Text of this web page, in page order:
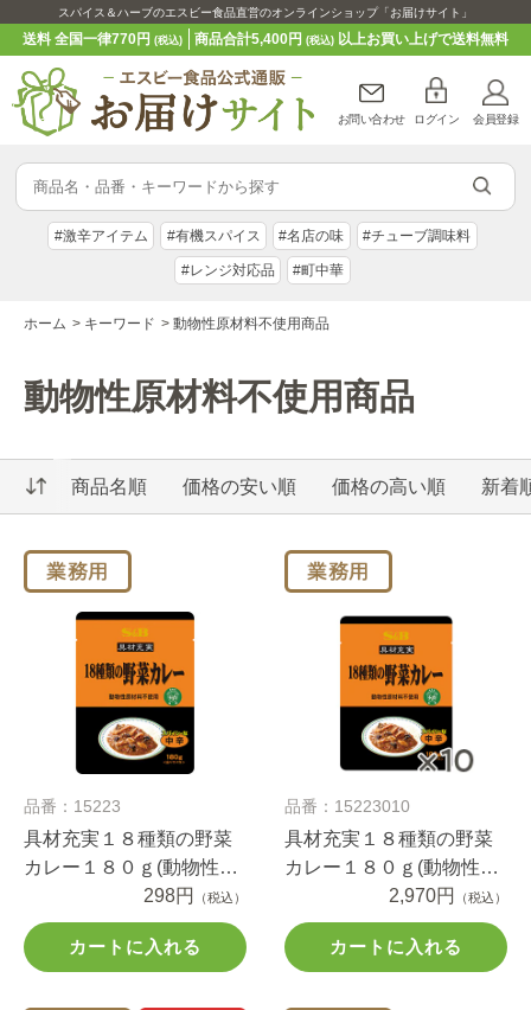
スパイス＆ハーブのエスビー食品直営のオンラインショップ「お届けサイト」
送料 全国一律770円(税込) 商品合計5,400円 (税込)以上お買い上げで送料無料
お問い合わせ ログイン 会員登録
#激辛アイテム #有機スパイス #名店の味 #チューブ調味料
#レンジ対応品 #町中華
ホーム > キーワード > 動物性原材料不使用商品
動物性原材料不使用商品
商品名順 価格の安い順 価格の高い順 新着
品番：15223
具材充実１８種類の野菜
カレー１８０ｇ(動物性原
298円 （税込）
カートに入れる
品番：15223010
具材充実１８種類の野菜
カレー１８０ｇ(動物性原
材料不使用)×１０個
2,970円 （税込）
カートに入れる